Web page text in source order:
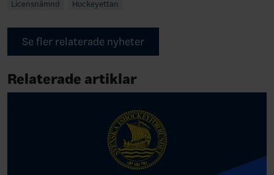
Licensnämnd Hockeyettan
Se fler relaterade nyheter
Relaterade artiklar